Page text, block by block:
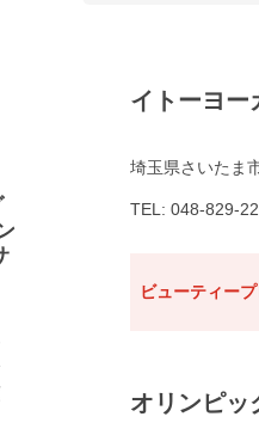
イトーヨー
埼玉県さいたま
TEL: 048-829-
ビューティー
オリンピッ